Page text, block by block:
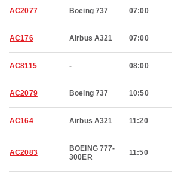
AC2077 Boeing 737 07:00
AC176 Airbus A321 07:00
AC8115 - 08:00
AC2079 Boeing 737 10:50
AC164 Airbus A321 11:20
AC2083
BOEING 777-
300ER
11:50